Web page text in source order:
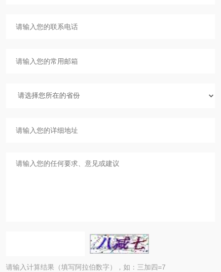
请输入计算结果（填写阿拉伯数字），如：三加四=7